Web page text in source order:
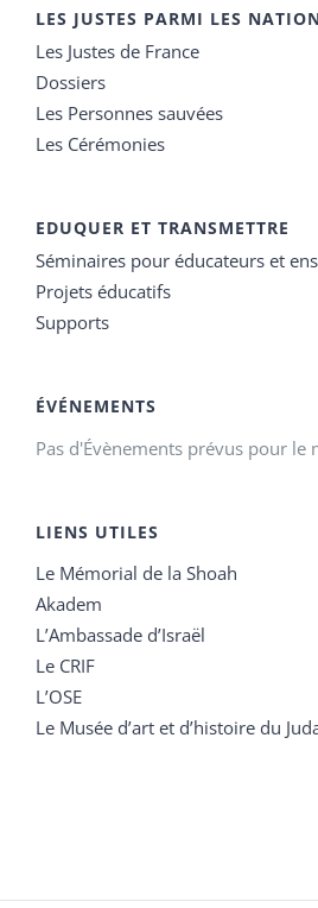
LES JUSTES PARMI LES
Les Justes de France
Dossiers
Les Personnes sauvées
Les Cérémonies
EDUQUER ET TRANSMETTRE
Séminaires pour éducateurs et
Projets éducatifs
Supports
ÉVÉNEMENTS
Pas d'Évènements prévus pour le
LIENS UTILES
Le Mémorial de la Shoah
Akadem
L’Ambassade d’Israël
Le CRIF
L’OSE
Le Musée d’art et d’histoire du